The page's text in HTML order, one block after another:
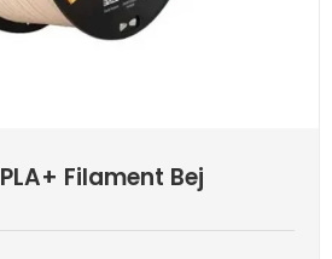
Filament Bej